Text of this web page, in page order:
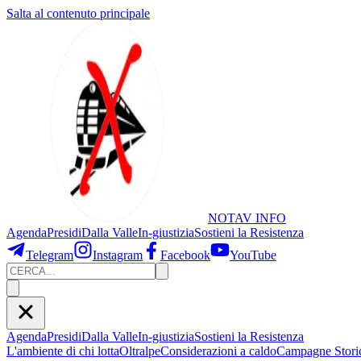
Salta al contenuto principale
NOTAV INFO
AgendaPresidiDalla ValleIn-giustiziaSostieni la Resistenza
Telegram
Instagram Facebook YouTube
AgendaPresidiDalla ValleIn-giustiziaSostieni la Resistenza
L'ambiente di chi lottaOltralpeConsiderazioni a caldoCampagne